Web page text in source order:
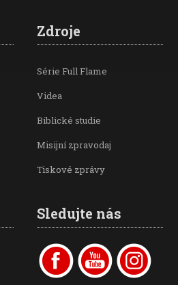
Zdroje
Série Full Flame
Videa
Biblické studie
Misijní zpravodaj
Tiskové zprávy
Sledujte nás